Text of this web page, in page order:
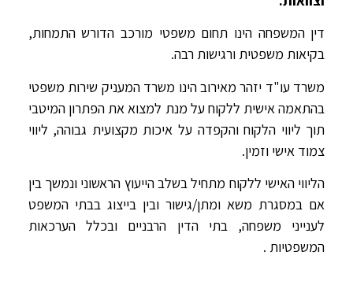
דין המשפחה הינו תחום משפטי מורכב הדורש התמחות,
בקיאות משפטית ורגישות רבה.
משרד עו"ד יזהר מאירוב הינו משרד המעניק שירות משפטי
בהתאמה אישית ללקוח על מנת למצוא את הפתרון המיטבי
תוך ליווי הלקוח והקפדה על איכות מקצועית גבוהה, ליווי
צמוד אישי וזמין.
הליווי האישי ללקוח מתחיל בשלב הייעוץ הראשוני ונמשך בין
אם במסגרת משא ומתן/גישור ובין בייצוג בבתי המשפט
לענייני משפחה, בתי הדין הרבניים ובכלל הערכאות
המשפטיות .